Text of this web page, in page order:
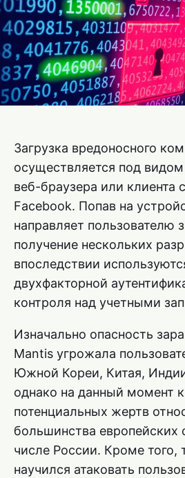
Загрузка вредоносного
осуществляется под
веб-браузера или клиента
Facebook. Попав на
направляет пользователю
получение нескольких
впоследствии
двухфакторной
контроля над учетными
Изначально опасность
Mantis угрожала
Южной Кореи, Китая,
однако на данный момент
потенциальных жертв
большинства европейских
числе России. Кроме того,
научился атаковать